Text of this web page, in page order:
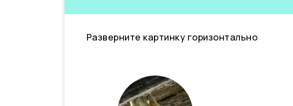
Разверните картинку горизонтально